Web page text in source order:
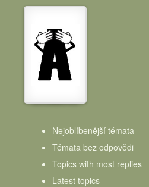
Nejoblíbenější témata
Témata bez odpovědi
Topics with most replies
Latest topics